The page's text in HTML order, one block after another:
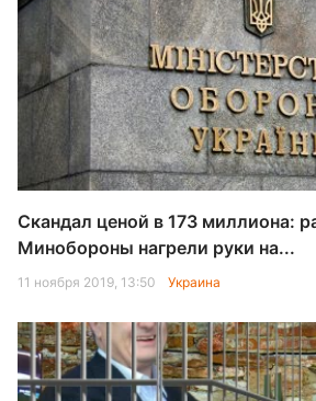
Скандал ценой в 173 миллиона:
Минобороны нагрели руки на...
11 ноября 2019, 13:50 Украина